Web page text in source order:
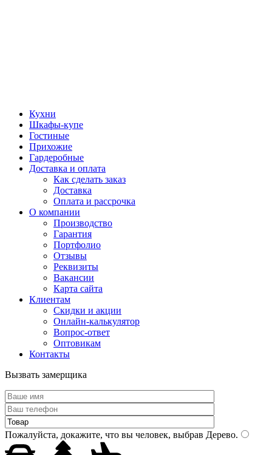
Кухни
Шкафы-купе
Гостиные
Прихожие
Гардеробные
Доставка и оплата
Как сделать заказ
Доставка
Оплата и рассрочка
О компании
Производство
Гарантия
Портфолио
Отзывы
Реквизиты
Вакансии
Карта сайта
Клиентам
Скидки и акции
Онлайн-калькулятор
Вопрос-ответ
Оптовикам
Контакты
Вызвать замерщика
Пожалуйста, докажите, что вы человек, выбрав Дерево.